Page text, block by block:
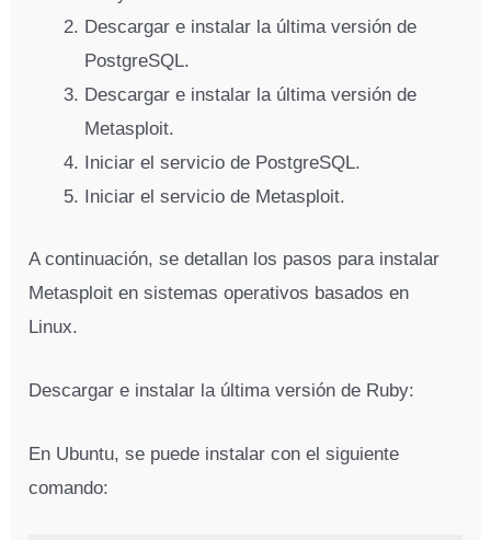
Descargar e instalar la última versión de
PostgreSQL.
Descargar e instalar la última versión de
Metasploit.
Iniciar el servicio de PostgreSQL.
Iniciar el servicio de Metasploit.
A continuación, se detallan los pasos para instalar
Metasploit en sistemas operativos basados en
Linux.
Descargar e instalar la última versión de Ruby:
En Ubuntu, se puede instalar con el siguiente
comando: